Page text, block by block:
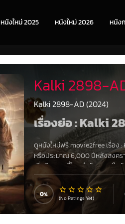
หนังใหม่ 2025 หนังใหม่ 2026 หนัง
Kalki 2898-
Kalki 2898-AD (2024)
เรื่องย่อ : Kalki
ดูหนังใหม่ฟรี movie2free เรื่อง:
หรือประมาณ 6,000 ปีหลังสงคร
เมื่อถึงคราวที่โลกกำลังตกอยู่ใน
ที่เต็มไปด้วยอันตรายก็กลายมาเ
0 (No Ratings Yet)